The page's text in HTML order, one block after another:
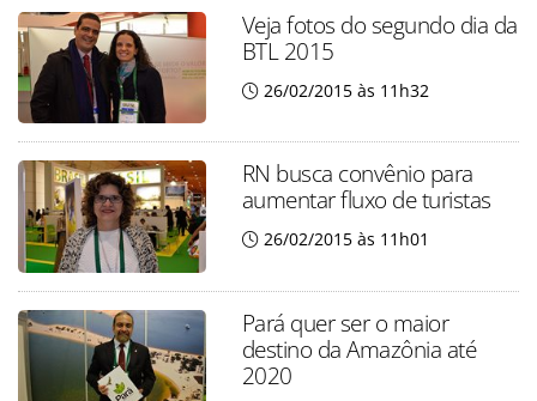
Veja fotos do segundo dia da
BTL 2015
26/02/2015 às 11h32
RN busca convênio para
aumentar fluxo de turistas
26/02/2015 às 11h01
Pará quer ser o maior
destino da Amazônia até
2020